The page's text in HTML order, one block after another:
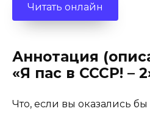
Читать онлайн
Аннотация
«Я пас в СССР! –
Что, если вы оказались бы